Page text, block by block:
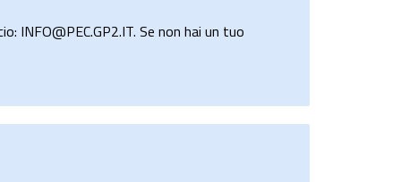
INFO@PEC.GP2.IT. Se non hai un tuo